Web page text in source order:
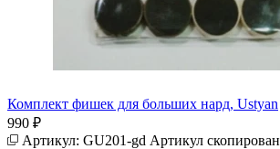
Комплект фишек для больших нард, Ustyan
990 ₽
Артикул: GU201-gd Артикул скопирован